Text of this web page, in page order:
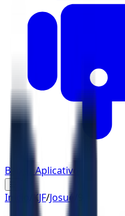
Baixar Aplicativo
☰
Início KJF/Josué